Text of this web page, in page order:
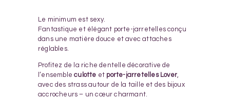
Le minimum est sexy.
Fantastique et élégant porte-jarretelles conçu
dans une matière douce et avec attaches
réglables.
Profitez de la riche dentelle décorative de
l’ensembleculotte et porte-jarretelles Lover,
avec des strass autour de la taille et des bijoux
accrocheurs – un cœur charmant.